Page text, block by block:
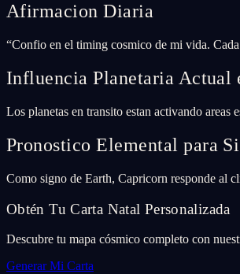
Afirmacion Diaria
“Confio en el timing cosmico de mi vida.
Influencia Planetaria Actual
Los planetas en transito estan activando areas
Pronostico Elemental para
Como signo de Earth, Capricorn responde al
Obtén Tu Carta Natal Personalizada
Descubre tu mapa cósmico completo con
Generar Mi Carta